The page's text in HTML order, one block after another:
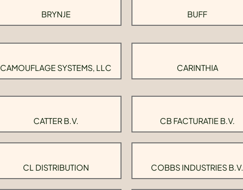
BRYNJE BUFF
CAMOUFLAGE SYSTEMS, LLC CARINTHIA
CATTER B.V. CB FACTURATIE B.V.
CL DISTRIBUTION COBBS INDUSTRIES B.V.